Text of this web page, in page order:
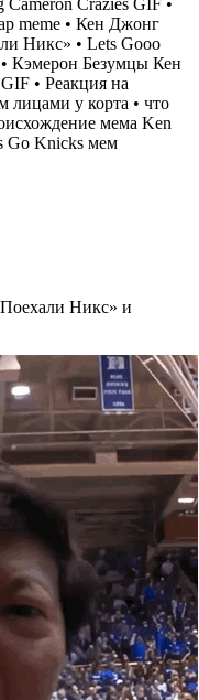
meme • Кен Джонг
Никс» • Lets Gooo
Кэмерон Безумцы Кен
• Реакция на
лицами у корта • что
мема Ken
Go Knicks мем
Никс» и